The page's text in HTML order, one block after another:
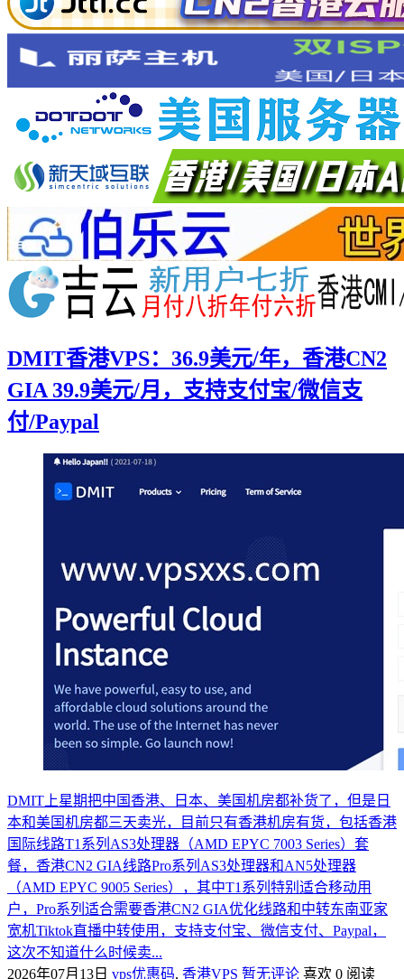
DMIT香港VPS：36.9美元/年，香港CN2
GIA 39.9美元/月，支持支付宝/微信支
付/Paypal
DMIT上星期把中国香港、日本、美国机房都补货了，但是日
本和美国机房都三天卖光，目前只有香港机房有货，包括香港
国际线路T1系列AS3处理器（AMD EPYC 7003 Series）套
餐，香港CN2 GIA线路Pro系列AS3处理器和AN5处理器
（AMD EPYC 9005 Series），其中T1系列特别适合移动用
户，Pro系列适合需要香港CN2 GIA优化线路和中转东南亚家
宽机Tiktok直播中转使用，支持支付宝、微信支付、Paypal，
这次不知道什么时候卖...
2026年07月13日 vps优惠码, 香港VPS 暂无评论 喜欢 0 阅读